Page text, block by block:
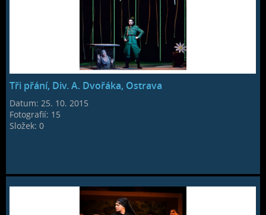
Tři přání, Div. A. Dvořáka, Ostrava
Datum:25. 10. 2015
Fotografií: 15
Složek:0